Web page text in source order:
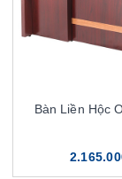
Bàn Liền Hộc